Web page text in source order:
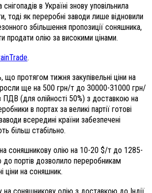
в Україні знову уповільнила
тоді як переробні заводи лише відновили
збільшення пропозиції соняшника,
продати олію за високими цінами.
.
що протягом тижня закупівельні ціни на
ще на 500 грн/т до 30000-31000 грн/
(для олійності 50%) з доставкою на
в портах за великі партії готові
всередині країни забезпечені
більш стабільно.
соняшникову олію на 10-20 $/т до 1285-
портів дозволило переробникам
ціни на соняшник.